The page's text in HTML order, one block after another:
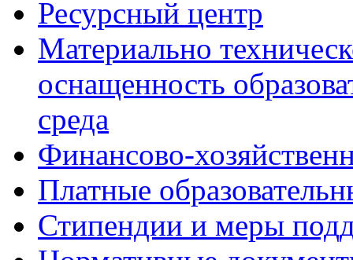
Ресурсный центр
Материально
оснащенность
среда
Финансово-
Платные
Стипендии и меры